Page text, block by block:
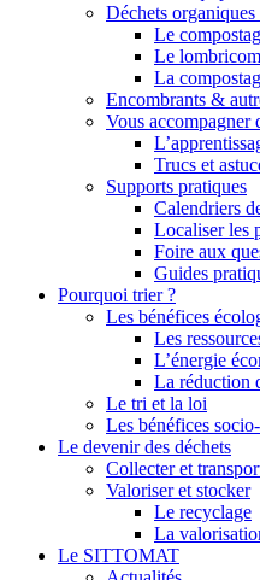
Déchets
Le
Le
La
Encombrants &
Vous accompagner
Trucs et
Supports pratiques
Calendriers
Localiser les
Foire aux
Guides
Pourquoi trier ?
Les bénéfices
Les
L’énergie
La réduction
Le tri et la loi
Les bénéfices
Le devenir des déchets
Collecter et
Valoriser et stocker
Le recyclage
La
Le SITTOMAT